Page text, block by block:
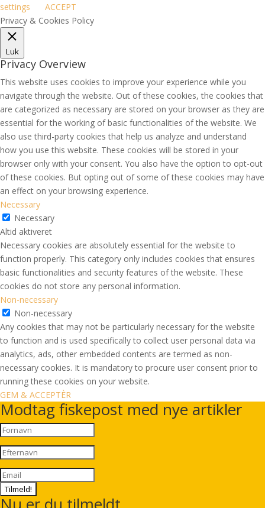
settings
ACCEPT
Privacy & Cookies Policy
Luk
Privacy Overview
This website uses cookies to improve your experience while you
navigate through the website. Out of these cookies, the cookies that
are categorized as necessary are stored on your browser as they are
essential for the working of basic functionalities of the website. We
also use third-party cookies that help us analyze and understand
how you use this website. These cookies will be stored in your
browser only with your consent. You also have the option to opt-out
of these cookies. But opting out of some of these cookies may have
an effect on your browsing experience.
Necessary
Necessary
Altid aktiveret
Necessary cookies are absolutely essential for the website to
function properly. This category only includes cookies that ensures
basic functionalities and security features of the website. These
cookies do not store any personal information.
Non-necessary
Non-necessary
Any cookies that may not be particularly necessary for the website
to function and is used specifically to collect user personal data via
analytics, ads, other embedded contents are termed as non-
necessary cookies. It is mandatory to procure user consent prior to
running these cookies on your website.
GEM & ACCEPTÈR
Modtag fiskepost med nye artikler
Tilmeld!